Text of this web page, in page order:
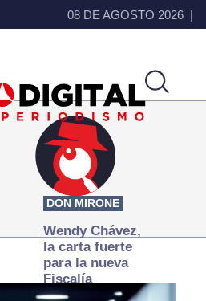
08 DE AGOSTO 2026
DON MIRONE
Wendy Chávez,
la carta fuerte
para la nueva
Fiscalía
autónoma